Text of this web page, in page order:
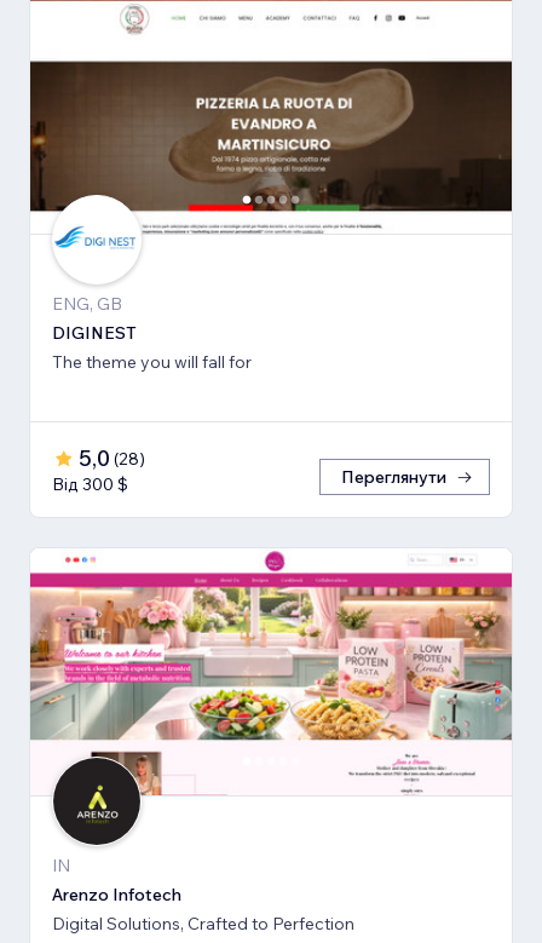
ENG, GB
DIGINEST
The theme you will fall for
5,0 (28)
Від 300 $
Переглянути
IN
Arenzo Infotech
Digital Solutions, Crafted to Perfection